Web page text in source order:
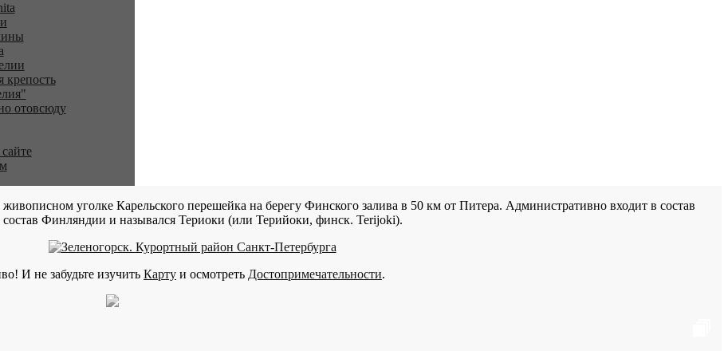
крепость
отовсюду
уголке Карельского перешейка на берегу Финского залива в 50 км от Питера. Административно входит в состав
Финляндии и назывался Териоки (или Терийоки, финск. Terijoki).
И не забудьте изучить Карту и осмотреть Достопримечательности.